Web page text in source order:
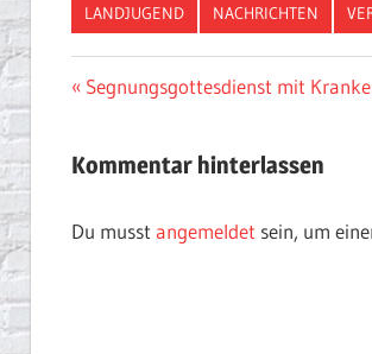
LANDJUGEND NACHRICHTEN
Beitragsnavigation
Vorheriger
Segnungsgottesdienst mit
Kommentar hinterlassen
Du musst angemeldet sein, um